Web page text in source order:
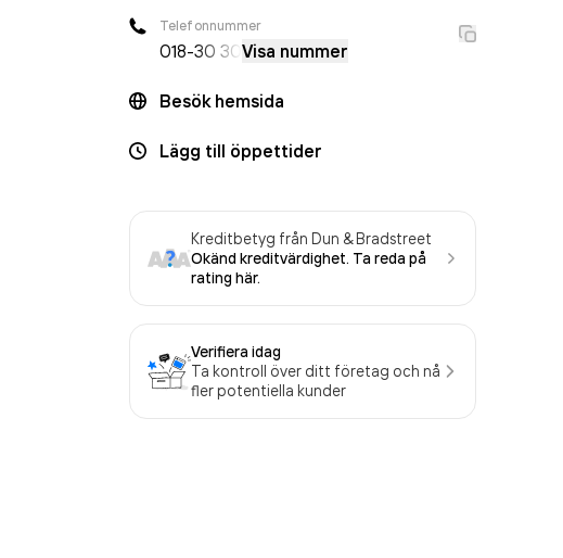
Telefonnummer
018-30 30 Visa nummer
Besök hemsida
Lägg till öppettider
Kreditbetyg från Dun & Bradstreet
Okänd kreditvärdighet. Ta reda på
rating här.
Verifiera idag
Ta kontroll över ditt företag och nå
fler potentiella kunder